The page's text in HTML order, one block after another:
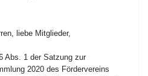
liebe Mitglieder,
Abs. 1 der Satzung zur
2020 des Fördervereins